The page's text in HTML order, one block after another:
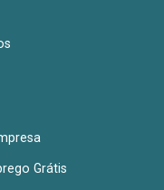
Grátis